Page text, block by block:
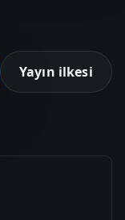
Yayın ilkesi